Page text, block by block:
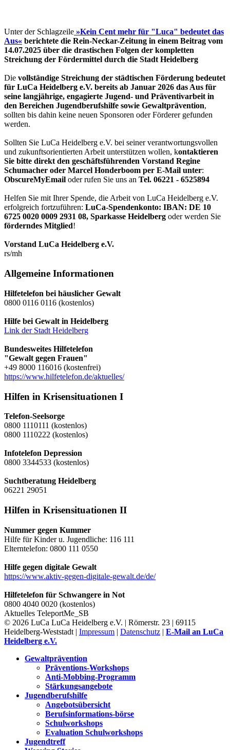
Unter der Schlagzeile »Kein Cent mehr für "Luca" bedeutet das
Aus« berichtete die Rein-Neckar-Zeitung in einem Beitrag vom
14.07.2025 über die drastischen Folgen der kompletten
Streichung der Fördermittel durch die Stadt Heidelberg
Die vollständige Streichung der städtischen Förderung bedeutet
für LuCa Heidelberg e.V. bereits ab Januar 2026 das Aus für
seine langjährige, engagierte Jugend- und Präventivarbeit in
den Bereichen Jugendberufshilfe sowie Gewaltprävention,
sollten bis dahin keine neuen Sponsoren oder Förderer gefunden
werden.
Sollten Sie LuCa Heidelberg e.V. bei seiner verantwortungsvollen
und zukunftsorientierten Arbeit unterstützen wollen, kontaktieren
Sie bitte direkt den geschäftsführenden Vorstand Regine
Schumacher oder Marcel Honderboom per E-Mail unter:
ObscureMyEmail oder rufen Sie uns an Tel. 06221 - 6525894
Helfen Sie mit Ihrer Spende, die Arbeit von LuCa Heidelberg e.V.
erfolgreich fortzuführen: LuCa-Spendenkonto: IBAN: DE 10
6725 0020 0009 2931 08, Sparkasse Heidelberg oder werden Sie
förderndes Mitglied!
Vorstand LuCa Heidelberg e.V.
rs/mh
Allgemeine Informationen
Hilfetelefon bei häuslicher Gewalt
0800 0116 0116 (kostenlos)
Hilfe bei Gewalt in Heidelberg
Link der Stadt Heidelberg
Bundesweites Hilfetelefon
"Gewalt gegen Frauen"
+49 8000 116016 (kostenfrei)
https://www.hilfetelefon.de/aktuelles/
Hilfen in Krisensituationen I
Telefon-Seelsorge
0800 1110111 (kostenlos)
0800 1110222 (kostenlos)
Infotelefon Depression
0800 3344533 (kostenlos)
Suchtberatung Heidelberg
06221 29051
Hilfen in Krisensituationen II
Nummer gegen Kummer
Hilfe für Kinder u. Jugendliche: 116 111
Elterntelefon: 0800 111 0550
Hilfe gegen digitale Gewalt
https://www.aktiv-gegen-digitale-gewalt.de/de/
Hilfetelefon für Schwangere in Not
0800 4040 0020 (kostenlos)
Aktuelles TeleportMe_SB
© 2026 LuCa LuCa Heidelberg e.V. | Römerstr. 23 | 69115
Heidelberg-Weststadt | Impressum | Datenschutz | E-Mail an LuCa
Heidelberg e.V.
Gewaltprävention
Präventions-Workshops
Anti-Mobbing-Programm
Stärkungsangebote
Jugendberufshilfe
Angebotsübersicht
Berufsinformations-börse
Schulworkshops
Evaluation Schulworkshops
Jugendtreff